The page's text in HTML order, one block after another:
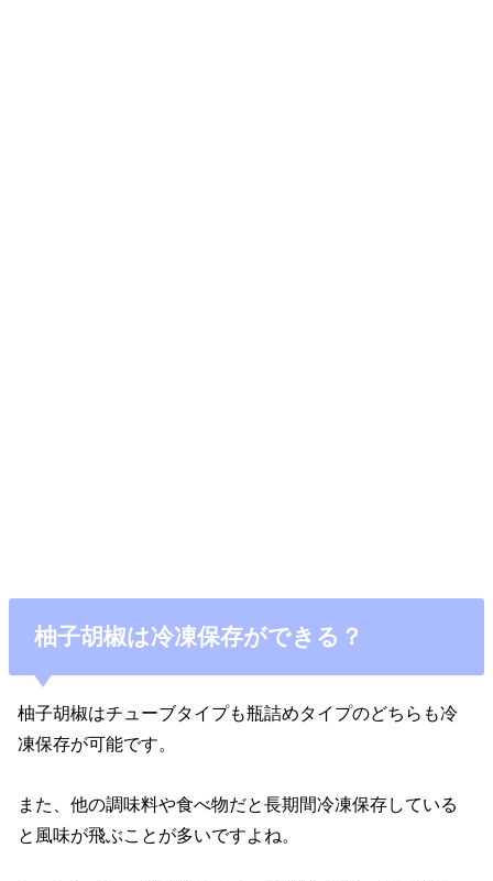
柚子胡椒は冷凍保存ができる？
柚子胡椒はチューブタイプも瓶詰めタイプのどちらも冷
凍保存が可能です。
また、他の調味料や食べ物だと長期間冷凍保存している
と風味が飛ぶことが多いですよね。